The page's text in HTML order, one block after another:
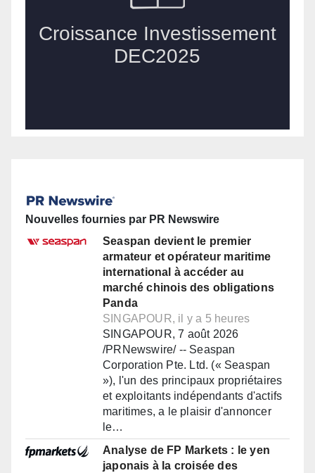
Nouvelles fournies par PR Newswire
Seaspan devient le premier
armateur et opérateur maritime
international à accéder au
marché chinois des obligations
Panda
SINGAPOUR, il y a 5 heures
SINGAPOUR, 7 août 2026
/PRNewswire/ -- Seaspan
Corporation Pte. Ltd. (« Seaspan
»), l'un des principaux propriétaires
et exploitants indépendants d'actifs
maritimes, a le plaisir d'annoncer
le…
Analyse de FP Markets : le yen
japonais à la croisée des